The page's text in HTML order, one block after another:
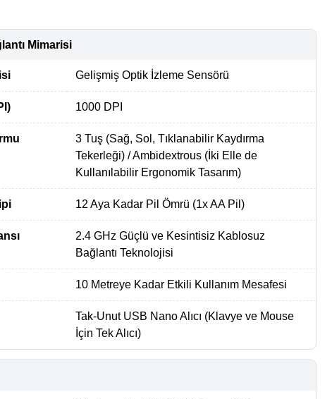
Mimarisi
Gelişmiş Optik İzleme Sensörü
1000 DPI
3 Tuş (Sağ, Sol, Tıklanabilir Kaydırma
Tekerleği) / Ambidextrous (İki Elle de
Kullanılabilir Ergonomik Tasarım)
12 Aya Kadar Pil Ömrü (1x AA Pil)
2.4 GHz Güçlü ve Kesintisiz Kablosuz
Bağlantı Teknolojisi
10 Metreye Kadar Etkili Kullanım Mesafesi
Tak-Unut USB Nano Alıcı (Klavye ve Mouse
İçin Tek Alıcı)